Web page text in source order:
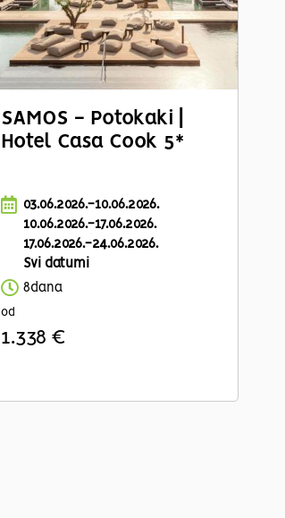
SAMOS - Potokaki |
Hotel Casa Cook 5*
03.06.2026.-10.06.2026.
10.06.2026.-17.06.2026.
17.06.2026.-24.06.2026.
Svi datumi
8dana
od
1.338 €